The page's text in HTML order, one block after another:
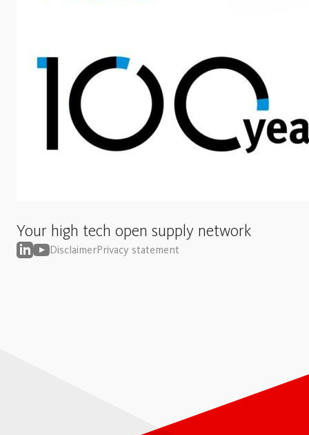
Your high tech open supply network
DisclaimerPrivacy statement